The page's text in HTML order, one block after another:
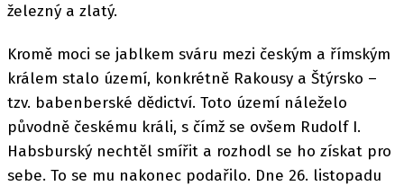
železný a zlatý.
Kromě moci se jablkem sváru mezi českým a římským
králem stalo území, konkrétně Rakousy a Štýrsko –
tzv. babenberské dědictví. Toto území náleželo
původně českému králi, s čímž se ovšem Rudolf I.
Habsburský nechtěl smířit a rozhodl se ho získat pro
sebe. To se mu nakonec podařilo. Dne 26. listopadu